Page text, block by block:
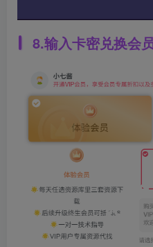
8.输入卡密兑换会